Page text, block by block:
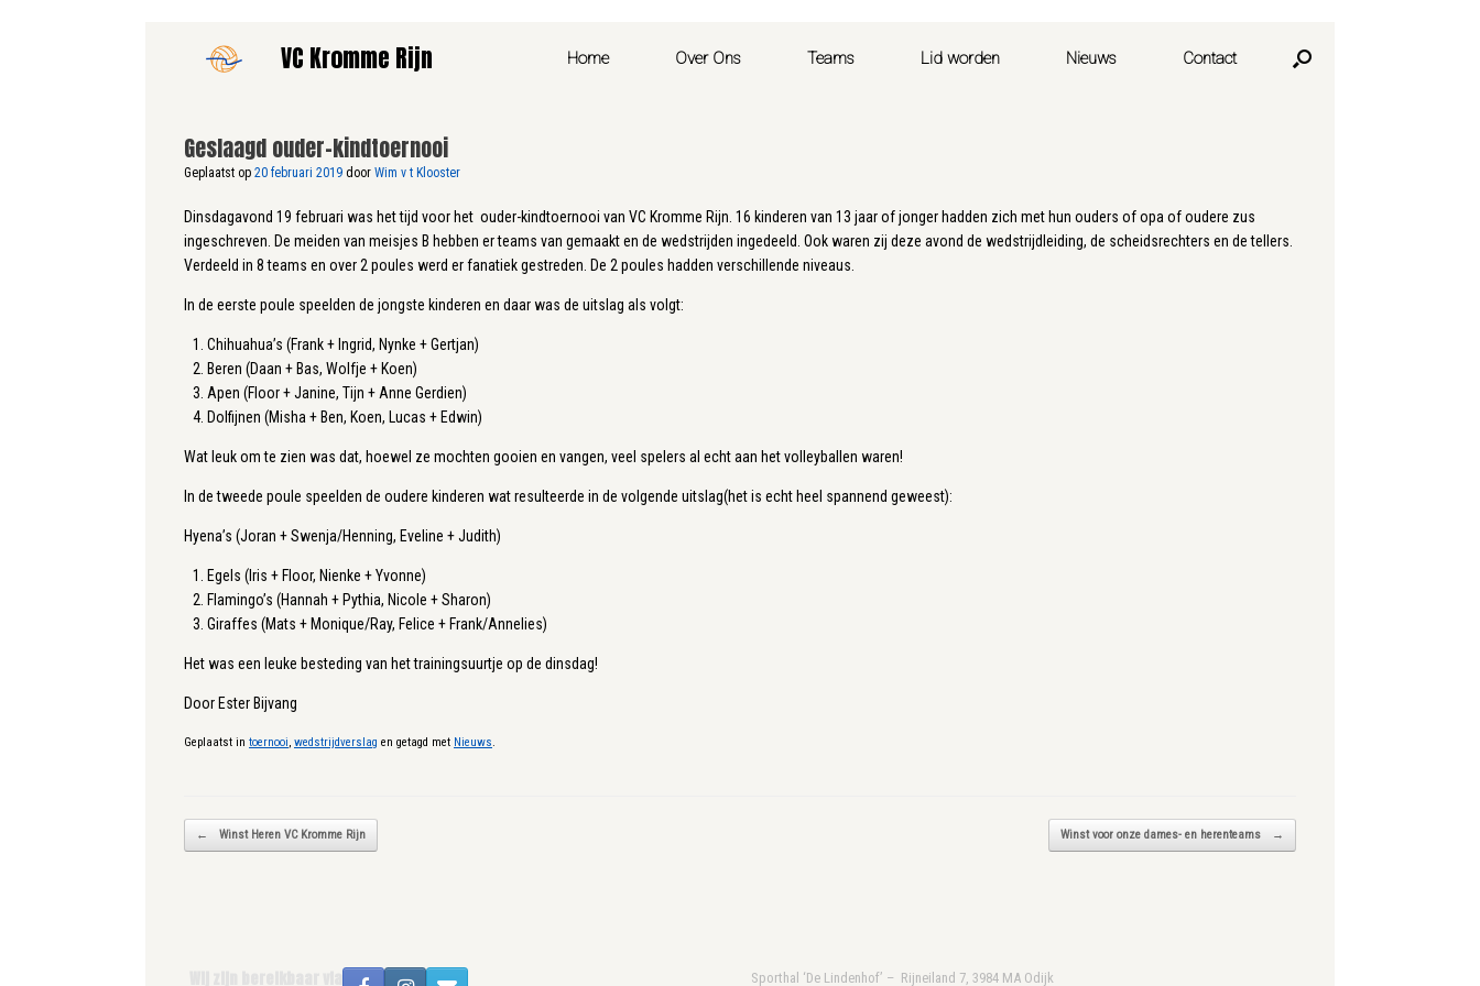
VC Kromme Rijn Home Over Ons Teams Lid worden Nieuws Contact
Geslaagd ouder-kindtoernooi
Geplaatst op 20 februari 2019 door Wim v t Klooster
Dinsdagavond 19 februari was het tijd voor het ouder-kindtoernooi van VC Kromme Rijn. 16 kinderen van 13 jaar of jonger hadden zich met hun ouders of opa of oudere zus
ingeschreven. De meiden van meisjes B hebben er teams van gemaakt en de wedstrijden ingedeeld. Ook waren zij deze avond de wedstrijdleiding, de scheidsrechters en de tellers.
Verdeeld in 8 teams en over 2 poules werd er fanatiek gestreden. De 2 poules hadden verschillende niveaus.
In de eerste poule speelden de jongste kinderen en daar was de uitslag als volgt:
Chihuahua’s (Frank + Ingrid, Nynke + Gertjan)
Beren (Daan + Bas, Wolfje + Koen)
Apen (Floor + Janine, Tijn + Anne Gerdien)
Dolfijnen (Misha + Ben, Koen, Lucas + Edwin)
Wat leuk om te zien was dat, hoewel ze mochten gooien en vangen, veel spelers al echt aan het volleyballen waren!
In de tweede poule speelden de oudere kinderen wat resulteerde in de volgende uitslag(het is echt heel spannend geweest):
Hyena’s (Joran + Swenja/Henning, Eveline + Judith)
Egels (Iris + Floor, Nienke + Yvonne)
Flamingo’s (Hannah + Pythia, Nicole + Sharon)
Giraffes (Mats + Monique/Ray, Felice + Frank/Annelies)
Het was een leuke besteding van het trainingsuurtje op de dinsdag!
Door Ester Bijvang
Geplaatst in toernooi wedstrijdverslag en getagd met Nieuws
Bericht navigatie
← Winst Heren VC Kromme Rijn Winst voor onze dames- en herenteams →
Sporthal ‘De Lindenhof’ – Rijneiland 7, 3984 MA Odijk